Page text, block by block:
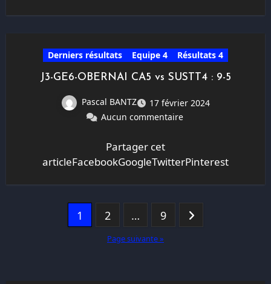
Derniers résultats Equipe 4 Résultats 4
J3-GE6-OBERNAI CA5 vs SUSTT4 : 9-5
Pascal BANTZ
17 février 2024
Aucun commentaire
Partager cet
articleFacebookGoogleTwitterPinterest
1 2 … 9
Page suivante »